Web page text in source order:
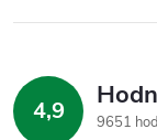
4,9
9651